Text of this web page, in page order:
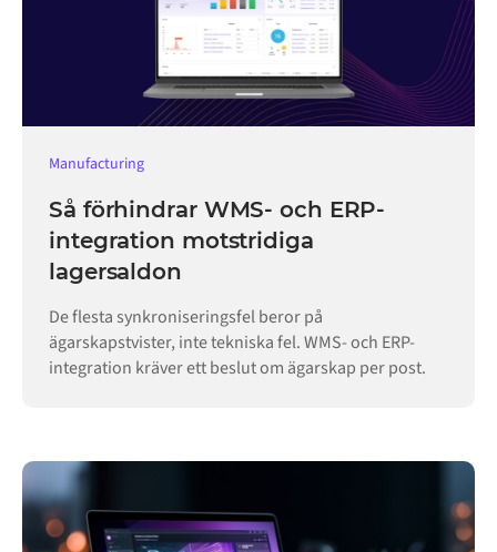
Manufacturing
Så förhindrar WMS- och ERP-
integration motstridiga
lagersaldon
De flesta synkroniseringsfel beror på
ägarskapstvister, inte tekniska fel. WMS- och ERP-
integration kräver ett beslut om ägarskap per post.